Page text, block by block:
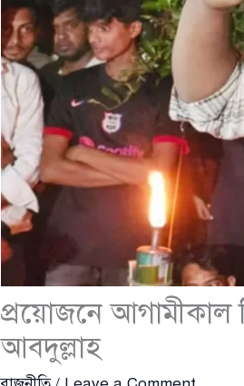
প্রয়োজনে আগামীকাল
আবদুল্লাহ